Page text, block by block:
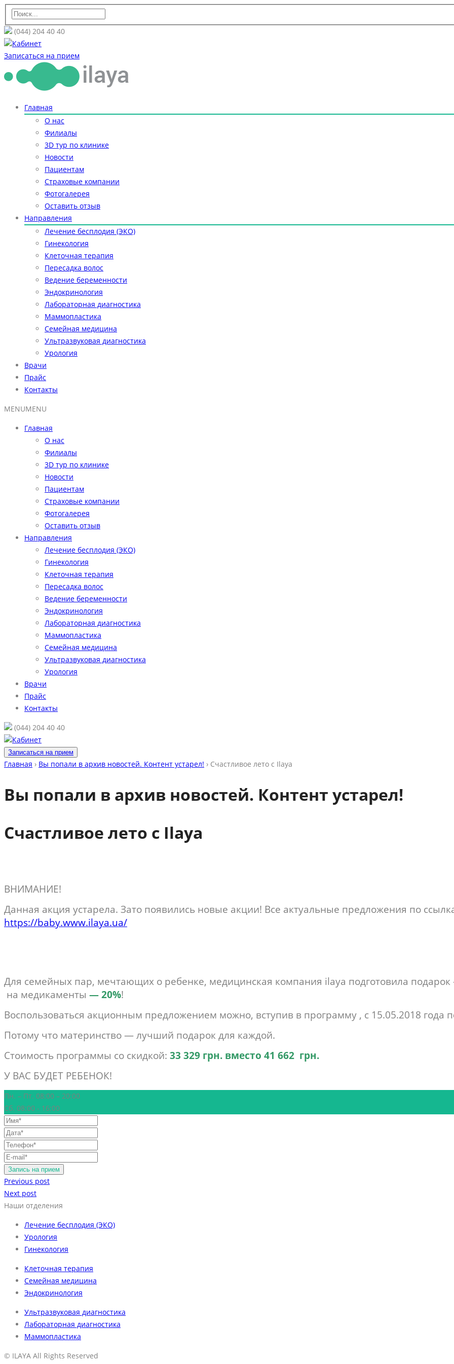
(044) 204 40 40
Кабинет
Записаться на прием
Главная
О нас
Филиалы
3D тур по клинике
Новости
Пациентам
Страховые компании
Фотогалерея
Оставить отзыв
Направления
Лечение бесплодия (ЭКО)
Гинекология
Клеточная терапия
Пересадка волос
Ведение беременности
Эндокринология
Лабораторная диагностика
Маммопластика
Семейная медицина
Ультразвуковая диагностика
Урология
Врачи
Прайс
Контакты
MENUMENU
Главная
О нас
Филиалы
3D тур по клинике
Новости
Пациентам
Страховые компании
Фотогалерея
Оставить отзыв
Направления
Лечение бесплодия (ЭКО)
Гинекология
Клеточная терапия
Пересадка волос
Ведение беременности
Эндокринология
Лабораторная диагностика
Маммопластика
Семейная медицина
Ультразвуковая диагностика
Урология
Врачи
Прайс
Контакты
(044) 204 40 40
Кабинет
Записаться на прием
Главная › Вы попали в архив новостей. Контент устарел! › Счастливое лето с Ilaya
Вы попали в архив новостей. Контент устарел!
Счастливое лето с Ilaya
ВНИМАНИЕ!
Данная акция устарела. Зато появились новые акции! Все актуальные предложения по
https://baby.www.ilaya.ua/
Для семейных пар, мечтающих о ребенке, медицинская компания ilaya подготовила
на медикаменты — 20%!
Воспользоваться акционным предложением можно, вступив в программу , с 15.05.2018 года
Потому что материнство — лучший подарок для каждой.
Стоимость программы со скидкой: 33 329 грн. вместо 41 662 грн.
У ВАС БУДЕТ РЕБЕНОК!
Пн. – Пт. 08:00 – 20:00
Сб. 08:00 - 16:00
Previous post
Next post
Наши отделения
Лечение бесплодия (ЭКО)
Урология
Гинекология
Клеточная терапия
Семейная медицина
Эндокринология
Ультразвуковая диагностика
Лабораторная диагностика
Маммопластика
© ILAYA All Rights Reserved